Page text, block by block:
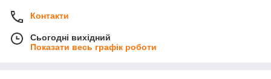
Контакти
Сьогодні вихідний
Показати весь графік роботи